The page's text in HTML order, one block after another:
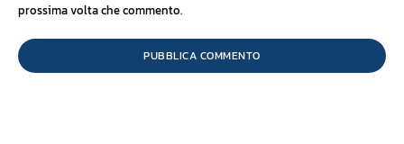
prossima volta che commento.